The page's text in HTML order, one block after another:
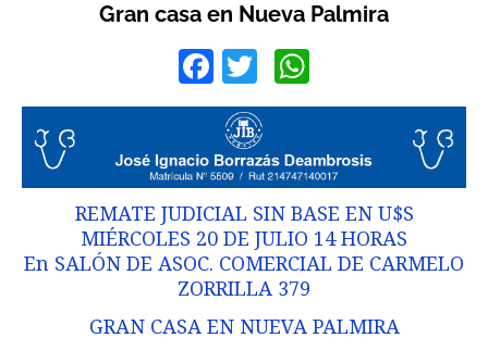
Gran casa en Nueva Palmira
Facebook
Twitter
REMATE JUDICIAL SIN BASE EN U$S
MIÉRCOLES 20 DE JULIO 14 HORAS
En SALÓN DE ASOC. COMERCIAL DE CARMELO
ZORRILLA 379
GRAN CASA EN NUEVA PALMIRA